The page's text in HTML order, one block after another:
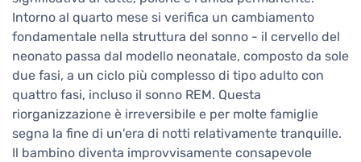
Intorno al quarto mese si verifica un cambiamento
fondamentale nella struttura del sonno - il cervello del
neonato passa dal modello neonatale, composto da sole
due fasi, a un ciclo più complesso di tipo adulto con
quattro fasi, incluso il sonno REM. Questa
riorganizzazione è irreversibile e per molte famiglie
segna la fine di un'era di notti relativamente tranquille.
Il bambino diventa improvvisamente consapevole